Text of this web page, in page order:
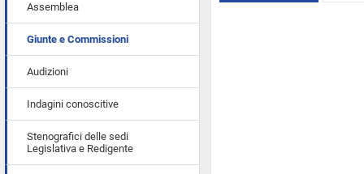
Assemblea
Giunte e Commissioni
Audizioni
Indagini conoscitive
Stenografici delle sedi
Legislativa e Redigente